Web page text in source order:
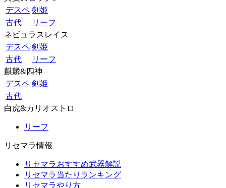
デスペ 剣姫
古代
リーフ
ネビュラスレイス
デスペ 剣姫
古代
リーフ
麒麟&四神
デスペ 剣姫
古代
白虎&カリオストロ
リーフ
リセマラ情報
リセマラおすすめ武器解説
リセマラ当たりランキング
リセマラやり方